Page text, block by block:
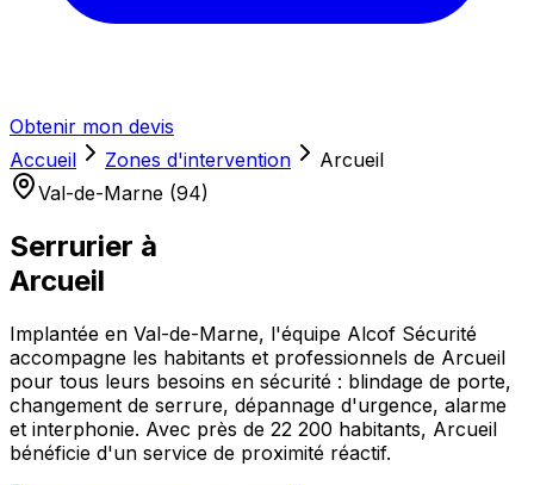
Obtenir mon devis
Accueil
Zones d'intervention
Arcueil
Val-de-Marne (94)
Serrurier à
Arcueil
Implantée en Val-de-Marne, l'équipe Alcof Sécurité
accompagne les habitants et professionnels de Arcueil
pour tous leurs besoins en sécurité : blindage de porte,
changement de serrure, dépannage d'urgence, alarme
et interphonie. Avec près de 22 200 habitants, Arcueil
bénéficie d'un service de proximité réactif.